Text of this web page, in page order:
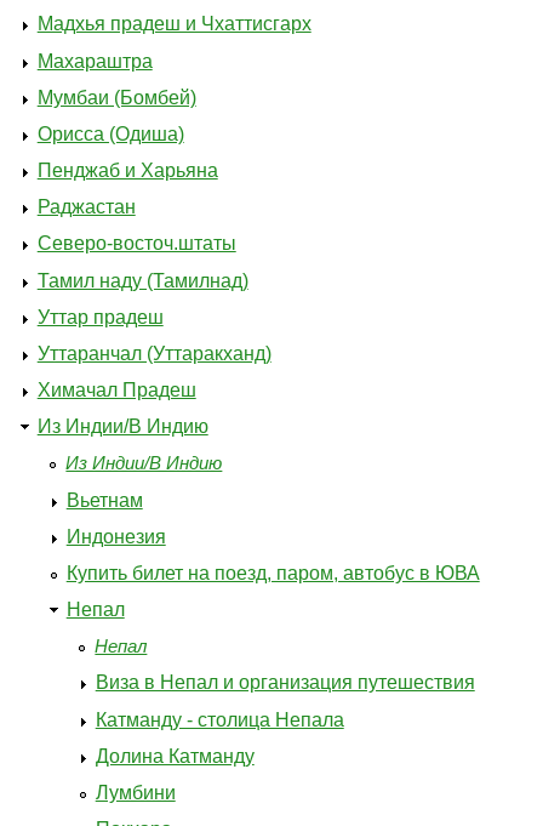
Мадхья прадеш и Чхаттисгарх
Махараштра
Мумбаи (Бомбей)
Орисса (Одиша)
Пенджаб и Харьяна
Раджастан
Северо-восточ.штаты
Тамил наду (Тамилнад)
Уттар прадеш
Уттаранчал (Уттаракханд)
Химачал Прадеш
Из Индии/В Индию
Из Индии/В Индию
Вьетнам
Индонезия
Купить билет на поезд, паром, автобус в ЮВА
Непал
Непал
Виза в Непал и организация путешествия
Катманду - столица Непала
Долина Катманду
Лумбини